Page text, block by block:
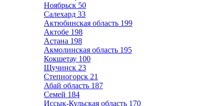
Ноябрьск 50
Салехард 33
Актюбинская область 199
Актобе 198
Астана 198
Акмолинская область 195
Кокшетау 100
Щучинск 23
Степногорск 21
Абай область 187
Семей 184
Иссык-Кульская область 170